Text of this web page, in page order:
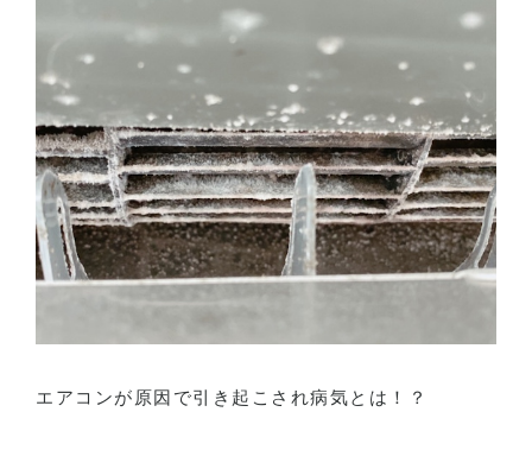
エアコンが原因で引き起こされ病気とは！？